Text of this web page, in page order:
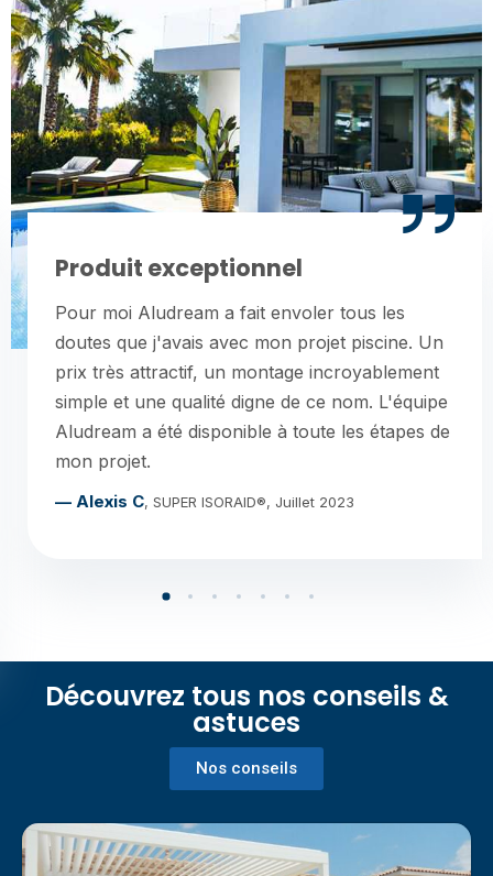
tous les
projet piscine. Un
incroyablement
ce nom. L'équipe
toute les étapes de
2023
Un vrai gain de
Je souhaitais installer une
rapidement pour profiter
arriver. Aludream a été
très simple à monter.
livrée en quelques
— Jean P, ISORAID®
Découvrez tous nos conseils &
astuces
Nos conseils